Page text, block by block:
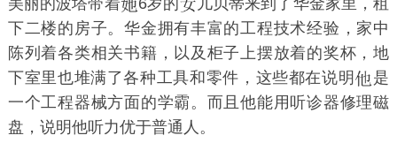
美丽的波塔带着
6岁的
儿贝蒂来到了华金家里，租
下二楼的房子。华金拥有丰富的工程技术经验，家中
陈列着各类相关书籍，以及柜子上摆放着的奖杯，地
下室里也堆满了各种工具和零件，这些都在说明
是
一个工程器械方面的学霸。而且他能用听诊器修理磁
盘，说明他听力优于普通人。